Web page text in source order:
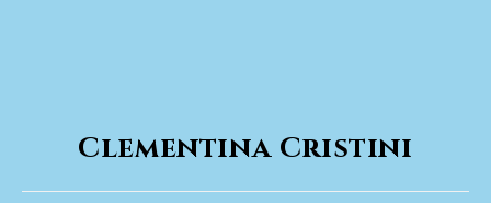
Clementina Cristini